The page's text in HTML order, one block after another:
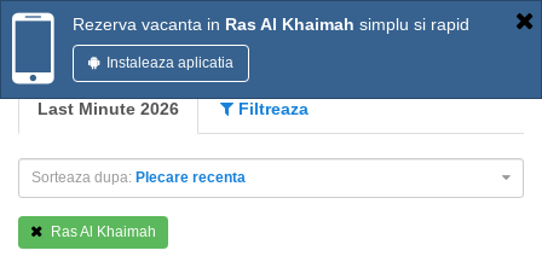
Rezerva vacanta in Ras Al Khaimah simplu si rapid
Instaleaza aplicatia
Last Minute 2026 Filtreaza
Sorteaza dupa: Plecare recenta
Ras Al Khaimah